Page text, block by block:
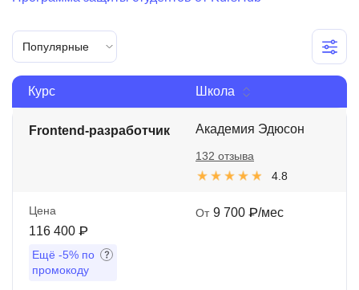
Популярные
Курс Школа
Frontend-разработчик Академия Эдюсон
4.8
132 отзыва
Цена
116 400 ₽
Ещё -5% по
промокоду
От 9 700 ₽/мес
Иностранные языки
Soft Skills
ДПО
Детям